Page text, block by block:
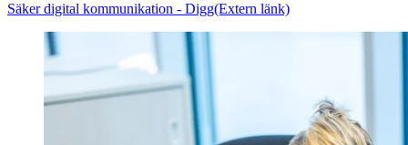
Säker digital kommunikation - Digg(Extern länk)